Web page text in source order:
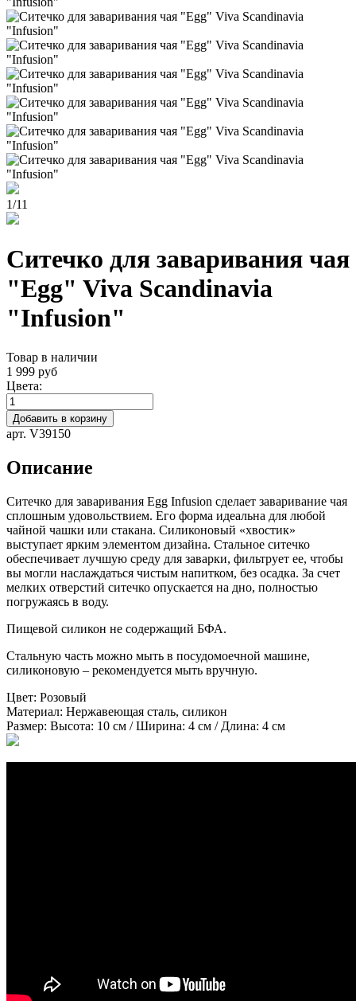
1/11
Cитечко для заваривания чая
"Egg" Viva Scandinavia
"Infusion"
Товар в наличии
1 999 руб
Цвета:
Добавить в корзину
арт. V39150
Описание
Ситечко для заваривания Egg Infusion сделает заваривание чая
сплошным удовольствием. Его форма идеальна для любой
чайной чашки или стакана. Силиконовый «хвостик»
выступает ярким элементом дизайна. Стальное ситечко
обеспечивает лучшую среду для заварки, фильтрует ее, чтобы
вы могли наслаждаться чистым напитком, без осадка. За счет
мелких отверстий ситечко опускается на дно, полностью
погружаясь в воду.
Пищевой силикон не содержащий БФА.
Стальную часть можно мыть в посудомоечной машине,
силиконовую – рекомендуется мыть вручную.
Цвет: Розовый
Материал: Нержавеющая сталь, силикон
Размер: Высота: 10 см / Ширина: 4 см / Длина: 4 см